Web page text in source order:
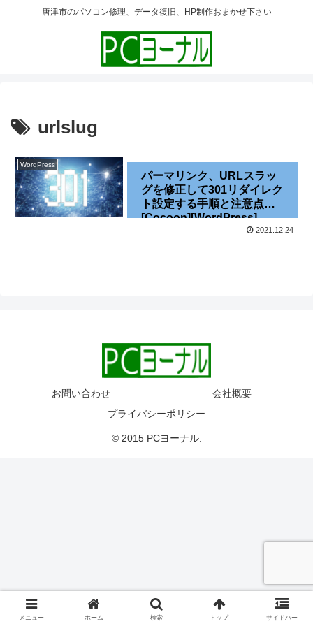
唐津市のパソコン修理、データ復旧、HP制作おまかせ下さい
urlslug
WordPress
パーマリンク、URLスラッ
グを修正して301リダイレク
ト設定する手順と注意点
[Cocoon][WordPress]
2021.12.24
お問い合わせ
会社概要
プライバシーポリシー
© 2015 PCヨーナル.
メニュー ホーム 検索 トップ サイドバー